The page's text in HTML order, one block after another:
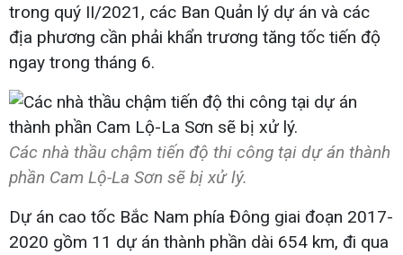
trong quý II/2021, các Ban Quản lý dự án và các
địa phương cần phải khẩn trương tăng tốc tiến độ
ngay trong tháng 6.
Các nhà thầu chậm tiến độ thi công tại dự án thành
phần Cam Lộ-La Sơn sẽ bị xử lý.
Dự án cao tốc Bắc Nam phía Đông giai đoạn 2017-
2020 gồm 11 dự án thành phần dài 654 km, đi qua